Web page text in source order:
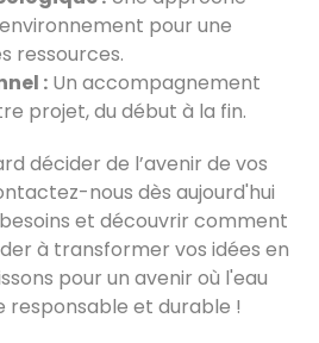
pour une
ressources.
: Un accompagnement
projet, du début à la fin.
décider de l’avenir de vos
nous dès aujourd'hui
et découvrir comment
à transformer vos idées en
pour un avenir où l'eau
responsable et durable !